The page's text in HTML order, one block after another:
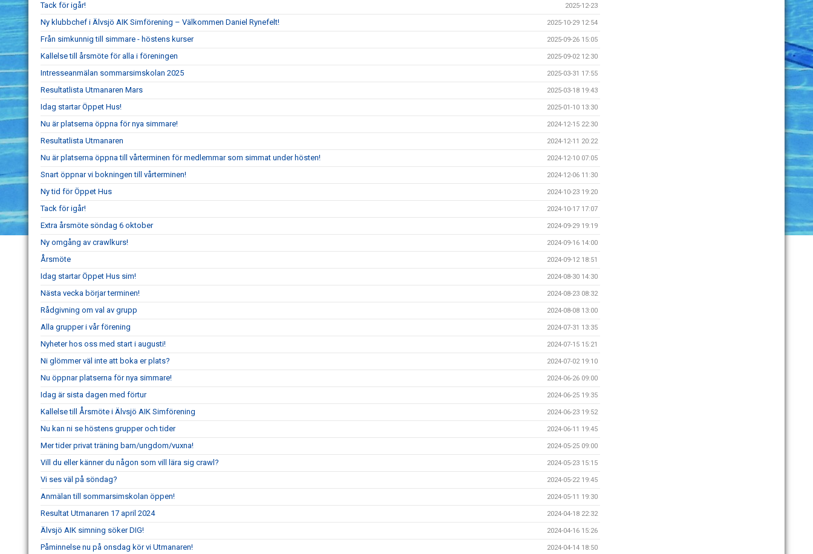
Tack för igår! 2025-12-23
Ny klubbchef i Älvsjö AIK Simförening – Välkommen Daniel Rynefelt! 2025-10-29 12:54
Från simkunnig till simmare - höstens kurser 2025-09-26 15:05
Kallelse till årsmöte för alla i föreningen 2025-09-02 12:30
Intresseanmälan sommarsimskolan 2025 2025-03-31 17:55
Resultatlista Utmanaren Mars 2025-03-18 19:43
Idag startar Öppet Hus! 2025-01-10 13:30
Nu är platserna öppna för nya simmare! 2024-12-15 22:30
Resultatlista Utmanaren 2024-12-11 20:22
Nu är platserna öppna till vårterminen för medlemmar som simmat under hösten! 2024-12-10 07:05
Snart öppnar vi bokningen till vårterminen! 2024-12-06 11:30
Ny tid för Öppet Hus 2024-10-23 19:20
Tack för igår! 2024-10-17 17:07
Extra årsmöte söndag 6 oktober 2024-09-29 19:19
Ny omgång av crawlkurs! 2024-09-16 14:00
Årsmöte 2024-09-12 18:51
Idag startar Öppet Hus sim! 2024-08-30 14:30
Nästa vecka börjar terminen! 2024-08-23 08:32
Rådgivning om val av grupp 2024-08-08 13:00
Alla grupper i vår förening 2024-07-31 13:35
Nyheter hos oss med start i augusti! 2024-07-15 15:21
Ni glömmer väl inte att boka er plats? 2024-07-02 19:10
Nu öppnar platserna för nya simmare! 2024-06-26 09:00
Idag är sista dagen med förtur 2024-06-25 19:35
Kallelse till Årsmöte i Älvsjö AIK Simförening 2024-06-23 19:52
Nu kan ni se höstens grupper och tider 2024-06-11 19:45
Mer tider privat träning barn/ungdom/vuxna! 2024-05-25 09:00
Vill du eller känner du någon som vill lära sig crawl? 2024-05-23 15:15
Vi ses väl på söndag? 2024-05-22 19:45
Anmälan till sommarsimskolan öppen! 2024-05-11 19:30
Resultat Utmanaren 17 april 2024 2024-04-18 22:32
Älvsjö AIK simning söker DIG! 2024-04-16 15:26
Påminnelse nu på onsdag kör vi Utmanaren! 2024-04-14 18:50